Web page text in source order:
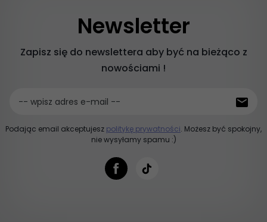
Newsletter
Zapisz się do newslettera aby być na bieżąco z
nowościami !
-- wpisz adres e-mail --
Podając email akceptujesz politykę prywatności. Możesz być spokojny,
nie wysyłamy spamu :)